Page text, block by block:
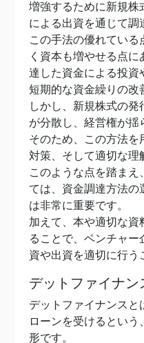
増強するために新規株
による出資を通じて調
この手法の優れてい
く資本も増やせる点
達した資金による投資
短期的な資金繰りの改
しかし、新規株式の
が分散し、経営権が揺
そのため、この方法を
対策、そして適切な理
このような点を踏まえ
ては、資金調達方法の
は非常に重要です。
加えて、本や適切な資
ることで、ベンチャ
資や出資を適切に行う
デットファイナン
デットファイナンスと
ローンを受けるとい
形です。